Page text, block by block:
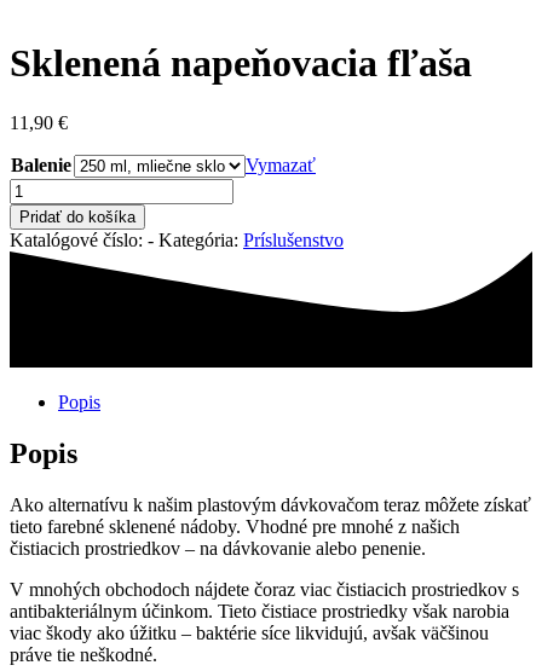
Sklenená napeňovacia fľaša
11,90 €
Balenie
Vymazať
množstvo
Sklenená
napeňovacia
fľaša
Pridať do košíka
Katalógové číslo: - Kategória: Príslušenstvo
Popis
Popis
Ako alternatívu k našim plastovým dávkovačom teraz môžete získať
tieto farebné sklenené nádoby. Vhodné pre mnohé z našich
čistiacich prostriedkov – na dávkovanie alebo penenie.
V mnohých obchodoch nájdete čoraz viac čistiacich prostriedkov s
antibakteriálnym účinkom. Tieto čistiace prostriedky však narobia
viac škody ako úžitku – baktérie síce likvidujú, avšak väčšinou
práve tie neškodné.